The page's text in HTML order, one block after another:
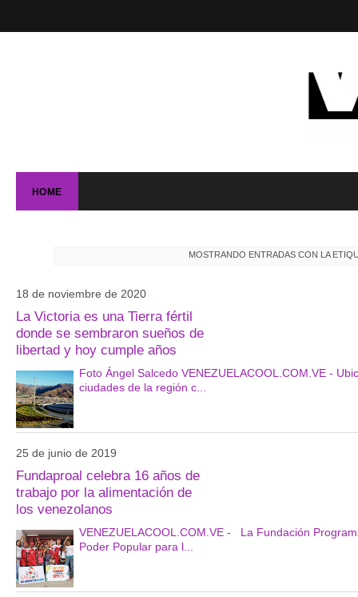
HOME
MOSTRANDO ENTRADAS CON LA
18 de noviembre de 2020
La Victoria es una Tierra fértil
donde se sembraron sueños de
libertad y hoy cumple años
Foto Ángel Salcedo VENEZUELACOOL.COM.VE -
ciudades de la región c...
25 de junio de 2019
Fundaproal celebra 16 años de
trabajo por la alimentación de
los venezolanos
VENEZUELACOOL.COM.VE - La Fundación
Poder Popular para l...